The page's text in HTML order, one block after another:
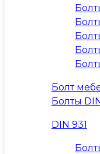
Болт
Болты
DIN 931